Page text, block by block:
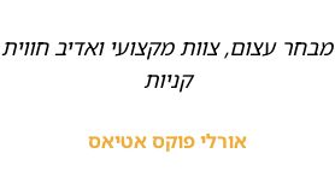
מבחר עצום, צוות מקצועי ואדיב חווית
קניות
אורלי פוקס אטיאס